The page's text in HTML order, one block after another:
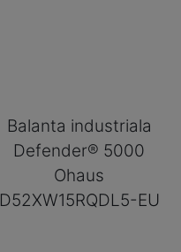
Balanta industriala
Defender® 5000
Ohaus
D52XW15RQDL5-EU